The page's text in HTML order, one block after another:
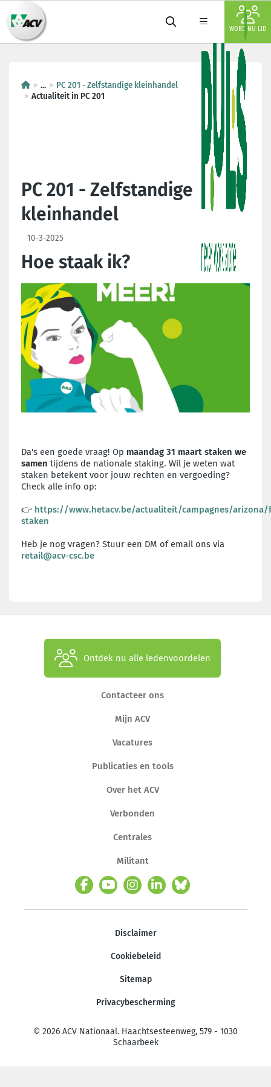
WORD NU LID
...
PC 201 - Zelfstandige kleinhandel
Actualiteit in PC 201
PC 201 - Zelfstandige
kleinhandel
10-3-2025
Hoe staak ik?
Da's een goede vraag! Op maandag 31 maart staken we
samen tijdens de nationale staking. Wil je weten wat
staken betekent voor jouw rechten en vergoeding?
Check alle info op:
👉 https://www.hetacv.be/actualiteit/campagnes/arizona/
staken
Heb je nog vragen? Stuur een DM of email ons via
retail@acv-csc.be
Ontdek nu alle ledenvoordelen
Contacteer ons
Mijn ACV
Vacatures
Publicaties en tools
Over het ACV
Verbonden
Centrales
Militant
Disclaimer
Cookiebeleid
Sitemap
Privacybescherming
© 2026 ACV Nationaal. Haachtsesteenweg, 579 - 1030
Schaarbeek